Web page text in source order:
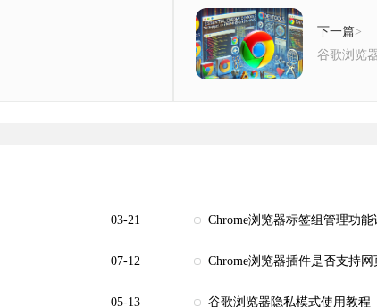
下一篇>
谷歌浏览
03-21 Chrome浏览器标签组管理功能
07-12 Chrome浏览器插件是否支持
05-13 谷歌浏览器隐私模式使用教程